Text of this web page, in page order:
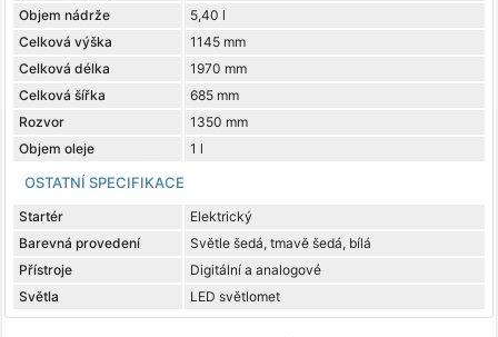
Objem nádrže
5,40 l
Celková výška
1145 mm
Celková délka
1970 mm
Celková šířka
685 mm
Rozvor
1350 mm
Objem oleje
1 l
OSTATNÍ SPECIFIKACE
Startér
Elektrický
Barevná provedení
Světle šedá, tmavě šedá, bílá
Přístroje
Digitální a analogové
Světla
LED světlomet